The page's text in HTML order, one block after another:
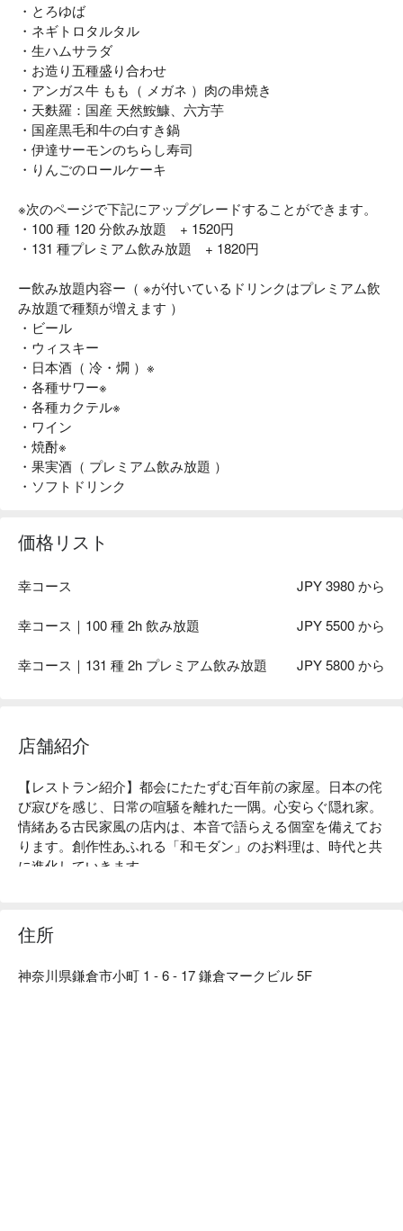
・とろゆば
・ネギトロタルタル
・生ハムサラダ
・お造り五種盛り合わせ
・アンガス牛 もも（ メガネ ）肉の串焼き
・天麩羅：国産 天然鮟鱇、六方芋
・国産黒毛和牛の白すき鍋
・伊達サーモンのちらし寿司
・りんごのロールケーキ
※次のページで下記にアップグレードすることができます。
・100 種 120 分飲み放題 + 1520円
・131 種プレミアム飲み放題 + 1820円
ー飲み放題内容ー（ ※が付いているドリンクはプレミアム飲
み放題で種類が増えます ）
・ビール
・ウィスキー
・日本酒（ 冷・燗 ）※
・各種サワー※
・各種カクテル※
・ワイン
・焼酎※
・果実酒（ プレミアム飲み放題 ）
・ソフトドリンク
価格リスト
幸コース JPY 3980 から
幸コース｜100 種 2h 飲み放題 JPY 5500 から
幸コース｜131 種 2h プレミアム飲み放題 JPY 5800 から
店舗紹介
【レストラン紹介】都会にたたずむ百年前の家屋。日本の侘
び寂びを感じ、日常の喧騒を離れた一隅。心安らぐ隠れ家。
情緒ある古民家風の店内は、本音で語らえる個室を備えてお
ります。創作性あふれる「和モダン」のお料理は、時代と共
に進化していきます。
た雰囲気は、私たちのお客様へ対するおもてなしの心と、た
くさんの職人達の手によって作られます。「日常の中の美」
やお酒を楽しんでいただきたいという気持ちから、木造の内
住所
神奈川県鎌倉市小町 1 - 6 - 17 鎌倉マークビル 5F